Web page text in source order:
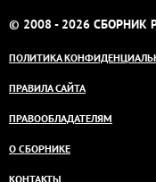
© 2008 - 2026 СБОРНИК
ПОЛИТИКА
ПРАВИЛА САЙТА
ПРАВООБЛАДАТЕЛЯМ
О СБОРНИКЕ
КОНТАКТЫ